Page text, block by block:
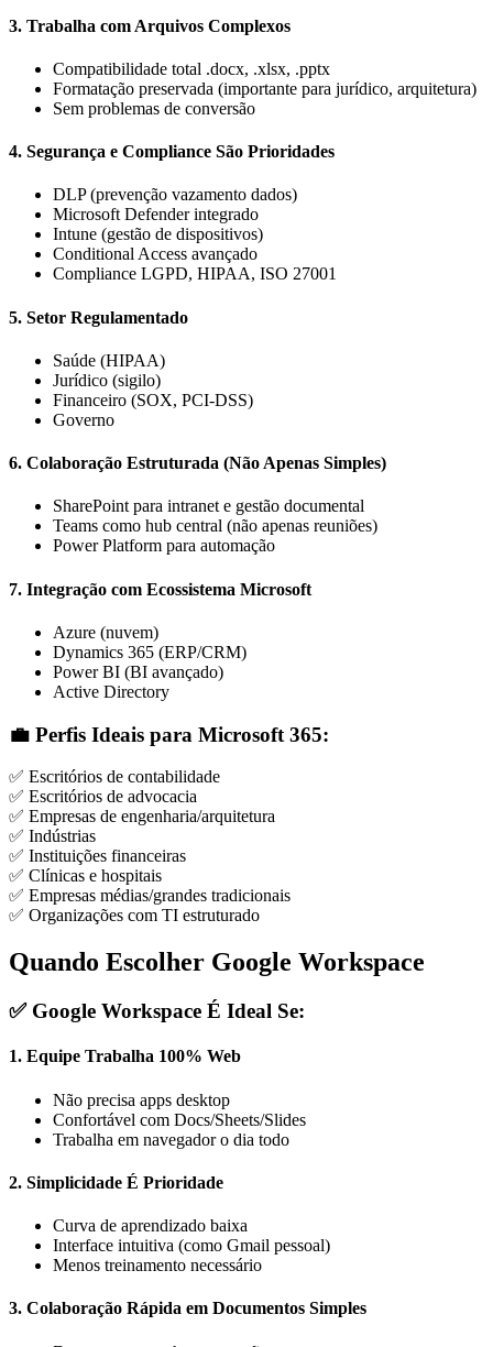
3. Trabalha com Arquivos Complexos
Compatibilidade total .docx, .xlsx, .pptx
Formatação preservada (importante para jurídico, arquitetura)
Sem problemas de conversão
4. Segurança e Compliance São Prioridades
DLP (prevenção vazamento dados)
Microsoft Defender integrado
Intune (gestão de dispositivos)
Conditional Access avançado
Compliance LGPD, HIPAA, ISO 27001
5. Setor Regulamentado
Saúde (HIPAA)
Jurídico (sigilo)
Financeiro (SOX, PCI-DSS)
Governo
6. Colaboração Estruturada (Não Apenas Simples)
SharePoint para intranet e gestão documental
Teams como hub central (não apenas reuniões)
Power Platform para automação
7. Integração com Ecossistema Microsoft
Azure (nuvem)
Dynamics 365 (ERP/CRM)
Power BI (BI avançado)
Active Directory
💼 Perfis Ideais para Microsoft 365:
✅ Escritórios de contabilidade
✅ Escritórios de advocacia
✅ Empresas de engenharia/arquitetura
✅ Indústrias
✅ Instituições financeiras
✅ Clínicas e hospitais
✅ Empresas médias/grandes tradicionais
✅ Organizações com TI estruturado
Quando Escolher Google Workspace
✅ Google Workspace É Ideal Se:
1. Equipe Trabalha 100% Web
Não precisa apps desktop
Confortável com Docs/Sheets/Slides
Trabalha em navegador o dia todo
2. Simplicidade É Prioridade
Curva de aprendizado baixa
Interface intuitiva (como Gmail pessoal)
Menos treinamento necessário
3. Colaboração Rápida em Documentos Simples